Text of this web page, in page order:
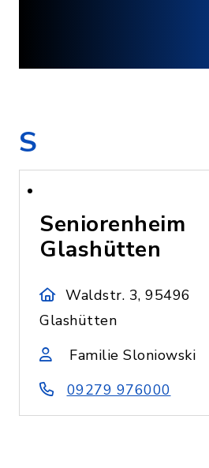
S
Seniorenheim
Glashütten
Waldstr. 3, 95496
Glashütten
Familie Sloniowski
09279 976000